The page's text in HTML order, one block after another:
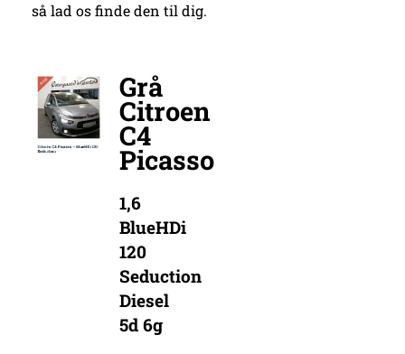
så lad os finde den til dig.
Grå
Citroen
C4
Picasso
1,6
BlueHDi
120
Seduction
Diesel
5d 6g